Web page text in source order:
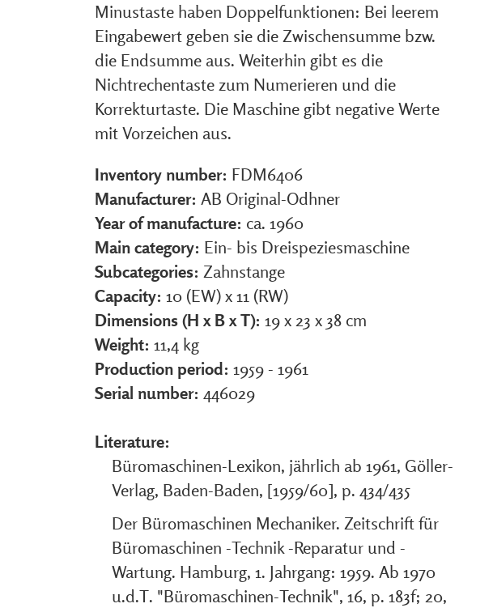
Minustaste haben Doppelfunktionen: Bei leerem
Eingabewert geben sie die Zwischensumme bzw.
die Endsumme aus. Weiterhin gibt es die
Nichtrechentaste zum Numerieren und die
Korrekturtaste. Die Maschine gibt negative Werte
mit Vorzeichen aus.
Inventory number: FDM6406
Manufacturer: AB Original-Odhner
Year of manufacture: ca. 1960
Main category: Ein- bis Dreispeziesmaschine
Subcategories: Zahnstange
Capacity: 10 (EW) x 11 (RW)
Dimensions (H x B x T): 19 x 23 x 38 cm
Weight: 11,4 kg
Production period: 1959 - 1961
Serial number: 446029
Literature:
Büromaschinen-Lexikon, jährlich ab 1961, Göller-
Verlag, Baden-Baden, [1959/60], p. 434/435
Der Büromaschinen Mechaniker. Zeitschrift für
Büromaschinen -Technik -Reparatur und -
Wartung. Hamburg, 1. Jahrgang: 1959. Ab 1970
u.d.T. "Büromaschinen-Technik", 16, p. 183f; 20,